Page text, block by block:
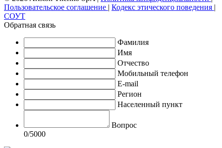
Пользовательское соглашение | Кодекс этического поведения |
СОУТ
Обратная связь
Фамилия
Имя
Отчество
Мобильный телефон
E-mail
Регион
Населенный пункт
Вопрос
0/5000